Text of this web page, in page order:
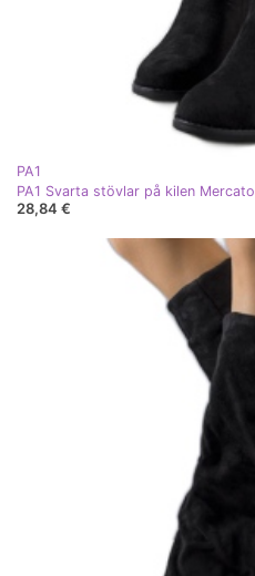
PA1
PA1 Svarta stövlar på kilen Mercato
28,84 €